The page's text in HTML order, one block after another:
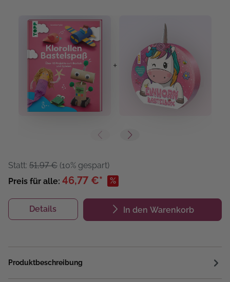
+
Statt: 51,97 € (10% gespart)
Preis für alle: 46,77 €* %
Details In den Warenkorb
Produktbeschreibung